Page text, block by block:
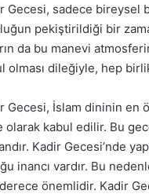
Gecesi, sadece bireysel
pekiştirildiği bir
da bu manevi
olması dileğiyle, hep
Gecesi, İslam dininin en
olarak kabul edilir. Bu
Kadir Gecesi’nde
inancı vardır. Bu
önemlidir. Kadir